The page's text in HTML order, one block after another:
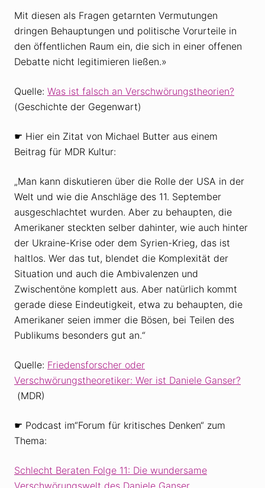
Mit diesen als Fragen getarnten Vermu­tungen
dringen Behaup­tungen und poli­ti­sche Vorur­teile in
den öffent­li­chen Raum ein, die sich in einer offenen
Debatte nicht legi­ti­mieren ließen.»
Quelle: Was ist falsch an Verschwörungstheorien?
(Geschichte der Gegenwart)
☛ Hier ein Zitat von Michael Butter aus einem
Beitrag für MDR Kultur:
„Man kann diskutieren über die Rolle der USA in der
Welt und wie die Anschläge des 11. September
ausgeschlachtet wurden. Aber zu behaupten, die
Amerikaner steckten selber dahinter, wie auch hinter
der Ukraine-Krise oder dem Syrien-Krieg, das ist
haltlos. Wer das tut, blendet die Komplexität der
Situation und auch die Ambivalenzen und
Zwischentöne komplett aus. Aber natürlich kommt
gerade diese Eindeutigkeit, etwa zu behaupten, die
Amerikaner seien immer die Bösen, bei Teilen des
Publikums besonders gut an.“
Quelle: Friedensforscher oder
Verschwörungstheoretiker: Wer ist Daniele Ganser?
(MDR)
☛ Podcast im“Forum für kritisches Denken“ zum
Thema:
Schlecht Beraten Folge 11: Die wundersame
Verschwörungswelt des Daniele Ganser.